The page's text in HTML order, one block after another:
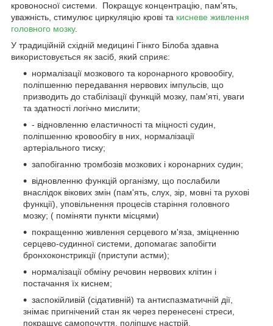
кровоносної системи. Покращує концентрацію, пам'ять,
уважність, стимулює циркуляцію крові та кисневе живлення
головного мозку.
У традиційній східній медицині Гінкго Білоба здавна
використовується як засіб, який сприяє:
нормалізації мозкового та коронарного кровообігу,
поліпшенню передавання нервових імпульсів, що
призводить до стабілізації функцій мозку, пам'яті, уваги
та здатності логічно мислити;
- відновленню еластичності та міцності судин,
поліпшенню кровообігу в них, нормалізації
артеріального тиску;
запобіганню тромбозів мозкових і коронарних судин;
відновленню функцій організму, що послабили
внаслідок вікових змін (пам'ять, слух, зір, мовні та рухові
функції), уповільнення процесів старіння головного
мозку; ( поміняти пункти місцями)
покращенню живлення серцевого м'яза, зміцненню
серцево-судинної системи, допомагає запобігти
бронхоконстрикції (приступи астми);
нормалізації обміну речовин нервових клітин і
постачання їх киснем;
заспокійливій (сідативній) та антиспазматичній дії,
знімає пригнічений стан як через перенесені стреси,
покращує самопочуття, поліпшує настрій.